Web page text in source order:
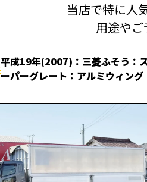
当店で特に人
用途やご
平成19年(2007)：三菱ふそう：
ーパーグレート：アルミウィング